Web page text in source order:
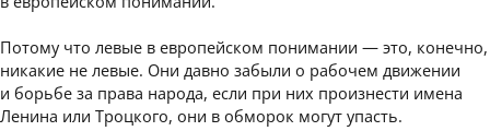
Потому что левые в европейском понимании — это, конечно,
никакие не левые. Они давно забыли о рабочем движении
и борьбе за права народа, если при них произнести имена
Ленина или Троцкого, они в обморок могут упасть.